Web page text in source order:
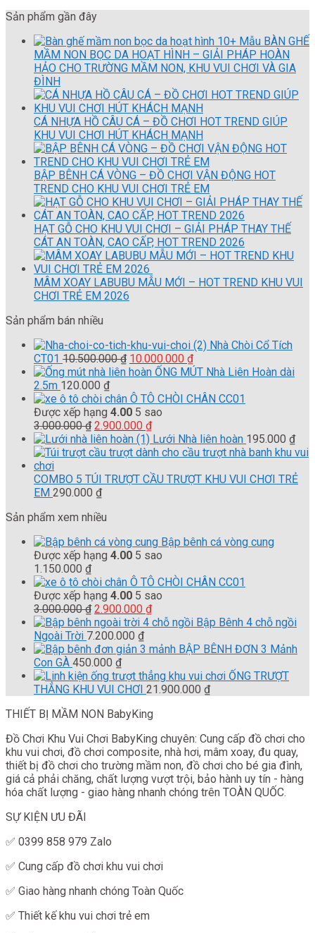
Sản phẩm gần đây
10+ Mẫu BÀN GHẾ
MẦM NON BỌC DA HOẠT HÌNH – GIẢI PHÁP HOÀN
HẢO CHO TRƯỜNG MẦM NON, KHU VUI CHƠI VÀ GIA
ĐÌNH
CÁ NHỰA HỒ CÂU CÁ – ĐỒ CHƠI HOT TREND GIÚP
KHU VUI CHƠI HÚT KHÁCH MẠNH
BẬP BÊNH CÁ VÒNG – ĐỒ CHƠI VẬN ĐỘNG HOT
TREND CHO KHU VUI CHƠI TRẺ EM
HẠT GỖ CHO KHU VUI CHƠI – GIẢI PHÁP THAY THẾ
CÁT AN TOÀN, CAO CẤP, HOT TREND 2026
MÂM XOAY LABUBU MẪU MỚI – HOT TREND KHU VUI
CHƠI TRẺ EM 2026
Sản phẩm bán nhiều
Nhà Chòi Cổ Tích
CT01 10.500.000₫ Giá
gốc
10.500.000 ₫.
10.000.000 ₫Giá
hiện
là:
ỐNG MÚT Nhà Liên Hoàn dài
2.5m 120.000 ₫
Ô TÔ CHÒI CHÂN CC01
Được xếp hạng 4.00 5 sao
3.000.000₫ Giá
gốc
là:
2.900.000 ₫Giá
hiện
tại
2.900.000 ₫.
Lưới Nhà liên hoàn 195.000 ₫
COMBO 5 TÚI TRƯỢT CẦU TRƯỢT KHU VUI CHƠI TRẺ
EM 290.000 ₫
Sản phẩm xem nhiều
Bập bênh cá vòng cung
Được xếp hạng 4.00 5 sao
1.150.000 ₫
Ô TÔ CHÒI CHÂN CC01
Được xếp hạng 4.00 5 sao
3.000.000₫ Giá
gốc
là:
3.000.000 ₫.
2.900.000 ₫Giá
hiện
là:
Bập Bênh 4 chỗ ngồi
Ngoài Trời 7.200.000 ₫
BẬP BÊNH ĐƠN 3 Mảnh
Con GÀ 450.000 ₫
ỐNG TRƯỢT
THẲNG KHU VUI CHƠI 21.900.000 ₫
THIẾT BỊ MẦM NON BabyKing
Đồ Chơi Khu Vui Chơi BabyKing chuyên: Cung cấp đồ chơi cho
khu vui chơi, đồ chơi composite, nhà hơi, mâm xoay, đu quay,
thiết bị đồ chơi cho trường mầm non, đồ chơi cho bé gia đình,
giá cả phải chăng, chất lượng vượt trội, bảo hành uy tín - hàng
hóa chất lượng - giao hàng nhanh chóng trên TOÀN QUỐC.
SỰ KIỆN ƯU ĐÃI
✅ 0399 858 979 Zalo
✅ Cung cấp đồ chơi khu vui chơi
✅ Giao hàng nhanh chóng Toàn Quốc
✅ Thiết kế khu vui chơi trẻ em